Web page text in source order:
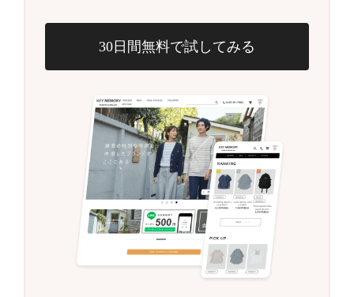
30日間無料で試してみる